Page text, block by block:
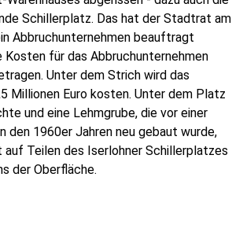
Schillerplatz. Das hat der Stadtrat am
Abbruchunternehmen beauftragt
Kosten für das Abbruchunternehmen
Unter dem Strich wird das
Millionen Euro kosten. Unter dem Platz
und eine Lehmgrube, die vor einer
den 1960er Jahren neu gebaut wurde,
Teilen des Iserlohner Schillerplatzes
der Oberfläche.